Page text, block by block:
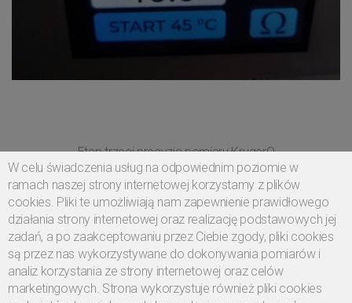
W celu świadczenia usług na odpowiednim poziomie w
ramach naszej strony internetowej korzystamy z plików
cookies. Pliki te umożliwiają nam zapewnienie prawidłowego
działania strony internetowej oraz realizację podstawowych jej
zadań, a po zaakceptowaniu przez Ciebie zgody, pliki cookies
są przez nas wykorzystywane do dokonywania pomiarów i
analiz korzystania ze strony internetowej oraz celów
marketingowych. Strona wykorzystuje również pliki cookies
Etap trzeci precyzja pomiaru KrugerQ
--test szczelności z pomiarem przelewu bez wysterowania
wtryskiwacza Wacum test KrugerQ
--pomiar dawki wtryskowej i przelewu przy pełnym obciążeniu
VL
--pomiar dawki wtryskowej na biegu jałowym LL
--pomiar dawki przy obciążeniu pośrednim EM